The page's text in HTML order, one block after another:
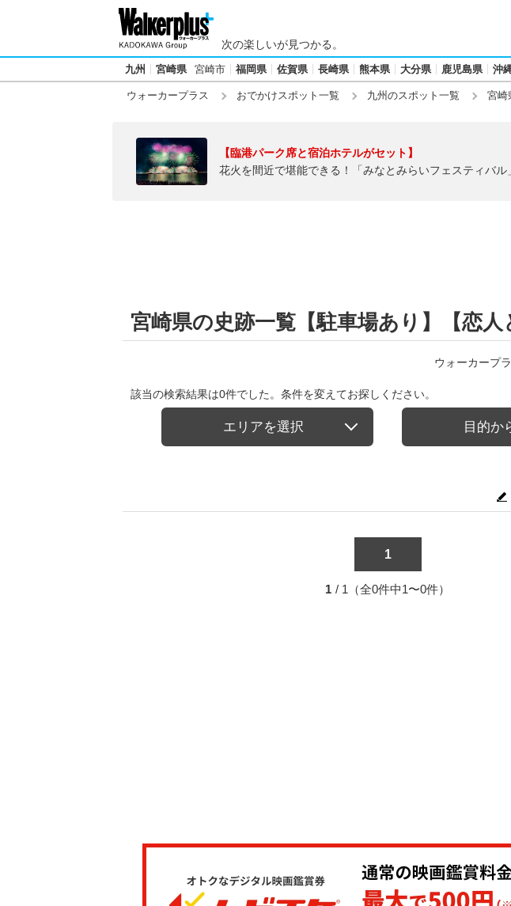
次の楽しいが見つかる。
九州 宮崎県 宮崎市 福岡県 佐賀県 長崎県 熊本県 大分県 鹿児島県 沖
ウォーカープラス おでかけスポット一覧 九州のスポット一覧 宮崎
【臨港パーク席と宿泊ホテルがセット】
花火を間近で堪能できる！「みなとみらいフェスティバル
宮崎県の史跡一覧【駐車場あり】【恋人
ウォーカープ
該当の検索結果は0件でした。条件を変えてお探しください。
エリアを選択 目的か
1
1 / 1（全0件中1〜0件）